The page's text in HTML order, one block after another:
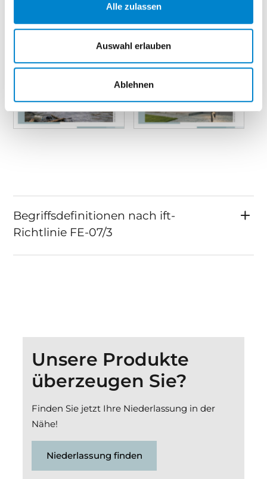
Alle zulassen
Auswahl erlauben
Ablehnen
mm und bis zu einer Höhe von 2.300 mm
Mögliche Öffnungsrichtungen: Nach Innen
oder Außen Auf Wunsch mit weiteren
Begriffsdefinitionen nach ­ift-
Richtlinie FE-07/3
Unsere Produkte
überzeugen Sie?
Finden Sie jetzt Ihre Niederlassung in der
Nähe!
Niederlassung finden